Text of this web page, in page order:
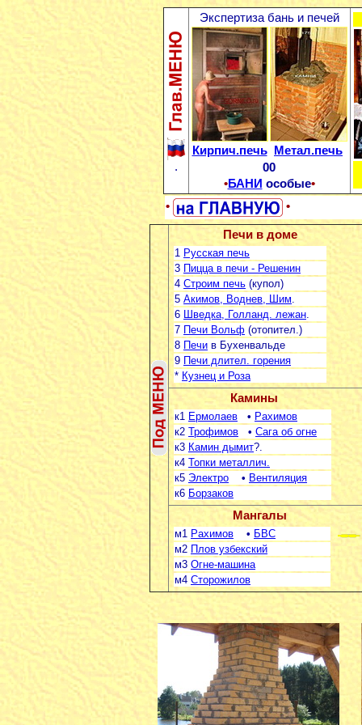
.
Экспертиза бань и печей
Кирпич.печь
Метал.печь
00
•БАНИ особые•
•
•
Печи в доме
1 Русская печь
3 Пицца в печи - Решенин
4 Строим печь (купол)
5 Акимов, Воднев, Шим.
6 Шведка, Голланд. лежан.
7 Печи Вольф (отопител.)
8 Печи в Бухенвальде
9 Печи длител. горения
* Кузнец и Роза
Камины
к1 Ермолаев • Рахимов
к2 Трофимов • Сага об огне
к3 Камин дымит?.
к4 Топки металлич.
к5 Электро • Вентиляция
к6 Борзаков
Мангалы
м1 Рахимов • БВС
м2 Плов узбекский
м3 Огне-машина
м4 Сторожилов